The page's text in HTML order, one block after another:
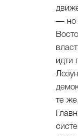
— но
идти
те